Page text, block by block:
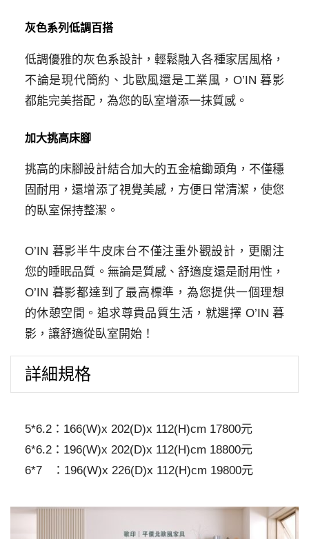
灰色系列低調百搭
低調優雅的灰色系設計，輕鬆融入各種家居風格，
不論是現代簡約、北歐風還是工業風，O’IN 暮影
都能完美搭配，為您的臥室增添一抹質感。
加大挑高床腳
挑高的床腳設計結合加大的五金槍鋤頭角，不僅穩
固耐用，還增添了視覺美感，方便日常清潔，使您
的臥室保持整潔。
O’IN 暮影半牛皮床台不僅注重外觀設計，更關注
您的睡眠品質。無論是質感、舒適度還是耐用性，
O’IN 暮影都達到了最高標準，為您提供一個理想
的休憩空間。追求尊貴品質生活，就選擇 O’IN 暮
影，讓舒適從臥室開始！
詳細規格
5*6.2：166(W)x 202(D)x 112(H)cm 17800元
6*6.2：196(W)x 202(D)x 112(H)cm 18800元
6*7 ：196(W)x 226(D)x 112(H)cm 19800元